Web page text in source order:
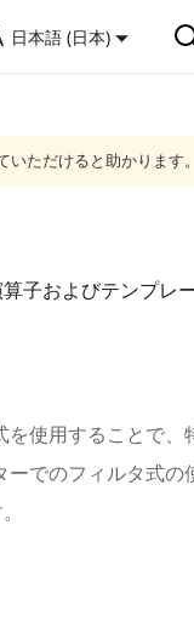
日本語 (日本)
ただけると助かります。
子およびテンプレ
使用することで
でのフィルタ式の